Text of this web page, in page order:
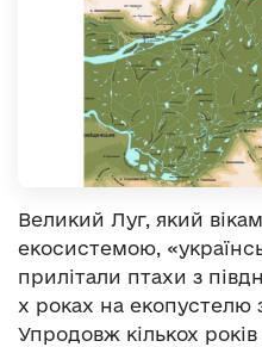
Великий Луг, який
екосистемою,
прилітали птахи з
х роках на екопустелю
Упродовж кількох